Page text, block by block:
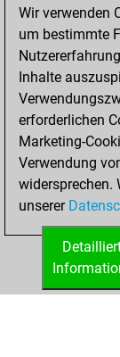
Wir verwenden
um bestimmte
Inhalte
erforderlichen
Marketing-
Verwendung
widersprechen.
unserer